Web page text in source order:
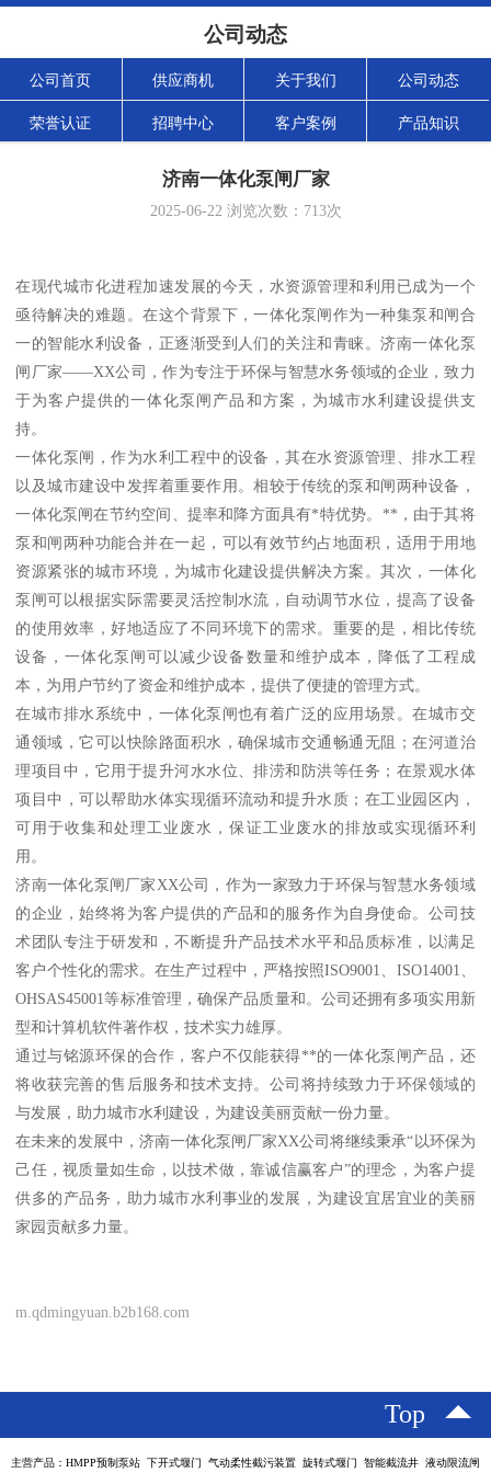
公司动态
公司首页 供应商机 关于我们 公司动态
荣誉认证 招聘中心 客户案例 产品知识
济南一体化泵闸厂家
2025-06-22浏览次数： 713次
在现代城市化进程加速发展的今天，水资源管理和利用已成为一个
亟待解决的难题。在这个背景下，一体化泵闸作为一种集泵和闸合
一的智能水利设备，正逐渐受到人们的关注和青睐。济南一体化泵
闸厂家——XX公司，作为专注于环保与智慧水务领域的企业，致力
于为客户提供的一体化泵闸产品和方案，为城市水利建设提供支
持。
一体化泵闸，作为水利工程中的设备，其在水资源管理、排水工程
以及城市建设中发挥着重要作用。相较于传统的泵和闸两种设备，
一体化泵闸在节约空间、提率和降方面具有*特优势。**，由于其将
泵和闸两种功能合并在一起，可以有效节约占地面积，适用于用地
资源紧张的城市环境，为城市化建设提供解决方案。其次，一体化
泵闸可以根据实际需要灵活控制水流，自动调节水位，提高了设备
的使用效率，好地适应了不同环境下的需求。重要的是，相比传统
设备，一体化泵闸可以减少设备数量和维护成本，降低了工程成
本，为用户节约了资金和维护成本，提供了便捷的管理方式。
在城市排水系统中，一体化泵闸也有着广泛的应用场景。在城市交
通领域，它可以快除路面积水，确保城市交通畅通无阻；在河道治
理项目中，它用于提升河水水位、排涝和防洪等任务；在景观水体
项目中，可以帮助水体实现循环流动和提升水质；在工业园区内，
可用于收集和处理工业废水，保证工业废水的排放或实现循环利
用。
济南一体化泵闸厂家XX公司，作为一家致力于环保与智慧水务领域
的企业，始终将为客户提供的产品和的服务作为自身使命。公司技
术团队专注于研发和，不断提升产品技术水平和品质标准，以满足
客户个性化的需求。在生产过程中，严格按照ISO9001、ISO14001、
OHSAS45001等标准管理，确保产品质量和。公司还拥有多项实用新
型和计算机软件著作权，技术实力雄厚。
通过与铭源环保的合作，客户不仅能获得**的一体化泵闸产品，还
将收获完善的售后服务和技术支持。公司将持续致力于环保领域的
与发展，助力城市水利建设，为建设美丽贡献一份力量。
在未来的发展中，济南一体化泵闸厂家XX公司将继续秉承“以环保为
己任，视质量如生命，以技术做，靠诚信赢客户”的理念，为客户提
供多的产品务，助力城市水利事业的发展，为建设宜居宜业的美丽
家园贡献多力量。
m.qdmingyuan.b2b168.com
Top
主营产品：HMPP预制泵站 下开式堰门 气动柔性截污装置 旋转式堰门 智能截流井 液动限流闸